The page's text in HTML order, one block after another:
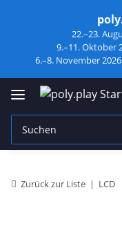
22.–23.
9.–11. Oktober
6.–8. November
Zurück zur Liste LCD